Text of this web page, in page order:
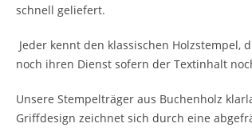
schnell geliefert.
Jeder kennt den klassischen
noch ihren Dienst sofern der Textinhalt
Unsere Stempelträger aus Buchenholz
Griffdesign zeichnet sich durch eine